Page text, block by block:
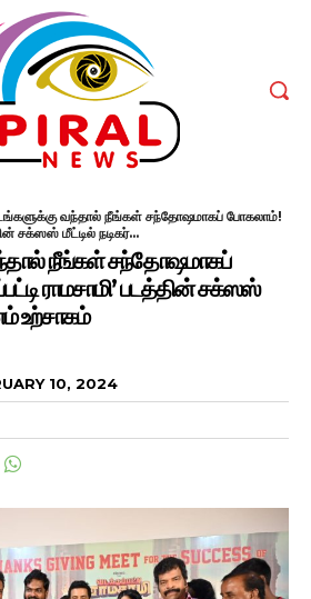
வந்தால் நீங்கள் சந்தோஷமாகப் போகலாம்!
சக்ஸஸ் மீட்டில் நடிகர்...
நீங்கள் சந்தோஷமாகப்
ராமசாமி’ படத்தின் சக்ஸஸ்
உற்சாகம்
10, 2024